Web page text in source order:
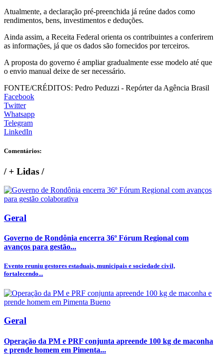
Atualmente, a declaração pré-preenchida já reúne dados como
rendimentos, bens, investimentos e deduções.
Ainda assim, a Receita Federal orienta os contribuintes a conferirem
as informações, já que os dados são fornecidos por terceiros.
A proposta do governo é ampliar gradualmente esse modelo até que
o envio manual deixe de ser necessário.
FONTE/CRÉDITOS: Pedro Peduzzi - Repórter da Agência Brasil
Facebook
Twitter
Whatsapp
Telegram
LinkedIn
Comentários:
/+ Lidas /
Geral
Governo de Rondônia encerra 36º Fórum Regional com
avanços para gestão...
Evento reuniu gestores estaduais, municipais e sociedade civil,
fortalecendo...
Geral
Operação da PM e PRF conjunta apreende 100 kg de maconha
e prende homem em Pimenta...